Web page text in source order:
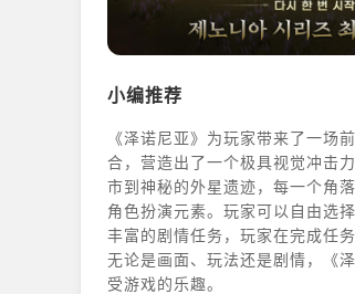
小编推荐
《泽诺尼亚》为玩家带来了一场
合，营造出了一个极具视觉冲击
市到神秘的外星遗迹，每一个角
角色扮演元素。玩家可以自由选
丰富的剧情任务，玩家在完成任
无论是画面、玩法还是剧情，《
受游戏的乐趣。